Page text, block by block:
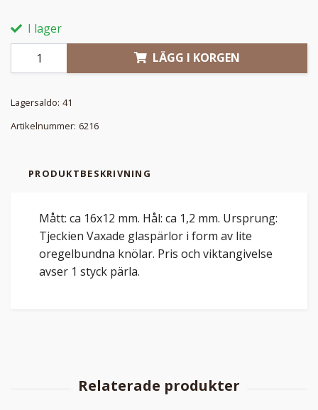
I lager
LÄGG I KORGEN
Lagersaldo: 41
Artikelnummer: 6216
PRODUKTBESKRIVNING
Mått: ca 16x12 mm. Hål: ca 1,2 mm. Ursprung:
Tjeckien Vaxade glaspärlor i form av lite
oregelbundna knölar. Pris och viktangivelse
avser 1 styck pärla.